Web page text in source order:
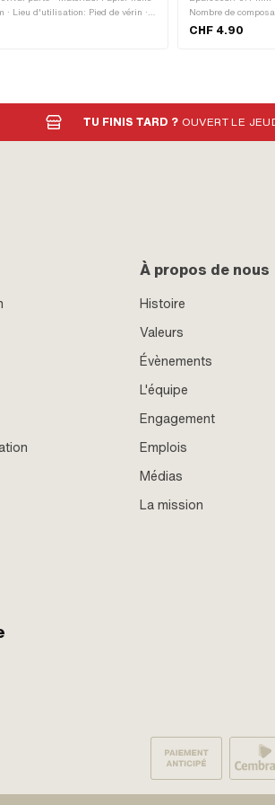
· Lieu d'utilisation: Pied de vérin ·
Nombre de
d'étanchéité ·
CHF 4.90
TU FINIS TARD ? OUVERT LE
À propos de nous
Histoire
Valeurs
Évènements
L'équipe
Engagement
Emplois
Médias
La mission